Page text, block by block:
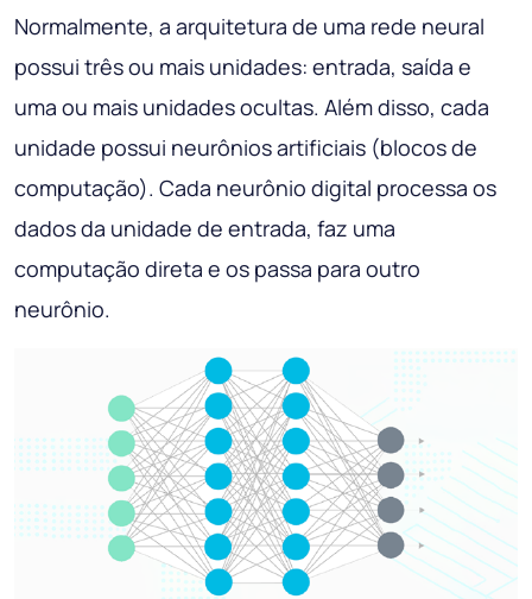
Normalmente, a arquitetura de uma rede neural
possui três ou mais unidades: entrada, saída e
uma ou mais unidades ocultas. Além disso, cada
unidade possui neurônios artificiais (blocos de
computação). Cada neurônio digital processa os
dados da unidade de entrada, faz uma
computação direta e os passa para outro
neurônio.